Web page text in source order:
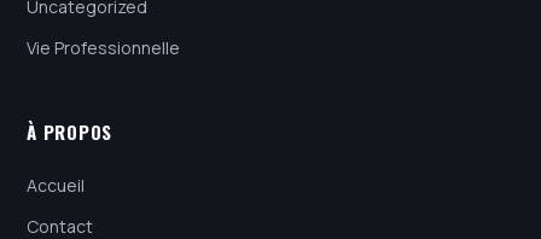
Uncategorized
Vie Professionnelle
À PROPOS
Accueil
Contact